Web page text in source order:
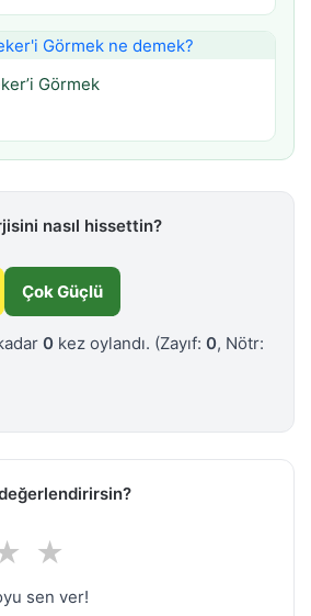
Görmek
nasıl hissettin?
Çok Güçlü
0 kez oylandı. (Zayıf:0, Nötr:
değerlendirirsin?
★
sen ver!